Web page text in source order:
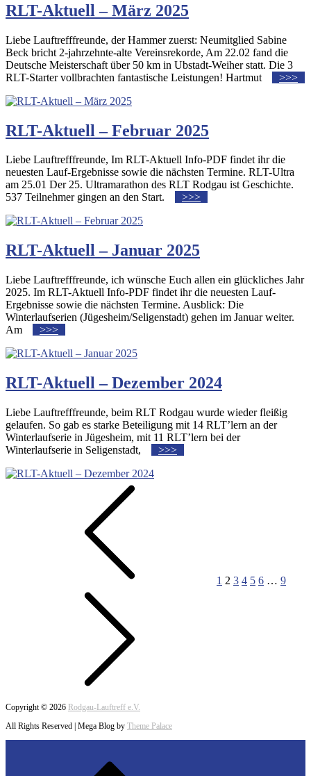
RLT-Aktuell – März 2025
Liebe Lauftrefffreunde, der Hammer zuerst: Neumitglied Sabine
Beck bricht 2-jahrzehnte-alte Vereinsrekorde, Am 22.02 fand die
Deutsche Meisterschaft über 50 km in Ubstadt-Weiher statt. Die 3
RLT-Starter vollbrachten fantastische Leistungen! Hartmut
>>>
RLT-Aktuell – Februar 2025
Liebe Lauftrefffreunde, Im RLT-Aktuell Info-PDF findet ihr die
neuesten Lauf-Ergebnisse sowie die nächsten Termine. RLT-Ultra
am 25.01 Der 25. Ultramarathon des RLT Rodgau ist Geschichte.
537 Teilnehmer gingen an den Start.
>>>
RLT-Aktuell – Januar 2025
Liebe Lauftrefffreunde, ich wünsche Euch allen ein glückliches Jahr
2025. Im RLT-Aktuell Info-PDF findet ihr die neuesten Lauf-
Ergebnisse sowie die nächsten Termine. Ausblick: Die
Winterlaufserien (Jügesheim/Seligenstadt) gehen im Januar weiter.
Am
>>>
RLT-Aktuell – Dezember 2024
Liebe Lauftrefffreunde, beim RLT Rodgau wurde wieder fleißig
gelaufen. So gab es starke Beteiligung mit 14 RLT’lern an der
Winterlaufserie in Jügesheim, mit 11 RLT’lern bei der
Winterlaufserie in Seligenstadt,
>>>
Seitennummerierung
1 2 3 4 5 6 … 9
Copyright © 2026 Rodgau-Lauftreff e.V.
All Rights Reserved | Mega Blog by Theme Palace